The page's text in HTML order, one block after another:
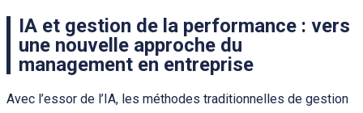
IA et gestion de la performance : vers
une nouvelle approche du
management en entreprise
Avec l’essor de l’IA, les méthodes traditionnelles de gestion